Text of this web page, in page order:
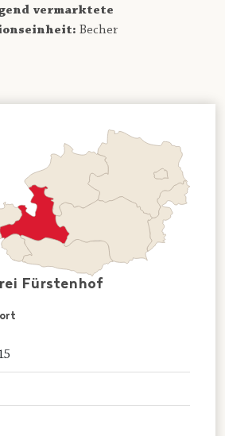
vermarktete
Becher
Fürstenhof